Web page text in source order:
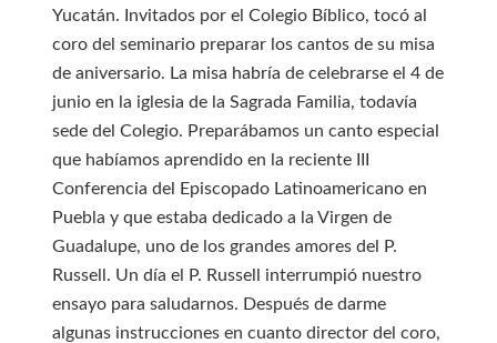
Yucatán. Invitados por el Colegio Bíblico, tocó al
coro del seminario preparar los cantos de su misa
de aniversario. La misa habría de celebrarse el 4 de
junio en la iglesia de la Sagrada Familia, todavía
sede del Colegio. Preparábamos un canto especial
que habíamos aprendido en la reciente III
Conferencia del Episcopado Latinoamericano en
Puebla y que estaba dedicado a la Virgen de
Guadalupe, uno de los grandes amores del P.
Russell. Un día el P. Russell interrumpió nuestro
ensayo para saludarnos. Después de darme
algunas instrucciones en cuanto director del coro,